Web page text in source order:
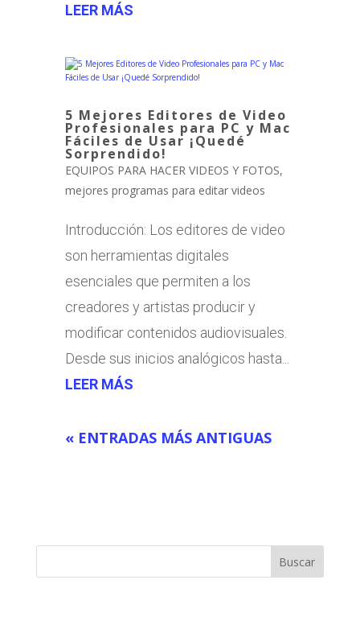
LEER MÁS
5 Mejores Editores de Video
Profesionales para PC y Mac
Fáciles de Usar ¡Quedé
Sorprendido!
EQUIPOS PARA HACER VIDEOS Y FOTOS,
mejores programas para editar videos
Introducción: Los editores de video
son herramientas digitales
esenciales que permiten a los
creadores y artistas producir y
modificar contenidos audiovisuales.
Desde sus inicios analógicos hasta...
LEER MÁS
« ENTRADAS MÁS ANTIGUAS
Buscar